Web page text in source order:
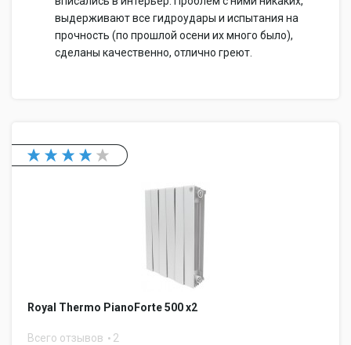
выдерживают все гидроудары и испытания на
прочность (по прошлой осени их много было),
сделаны качественно, отлично греют.
Royal Thermo PianoForte 500 x2
Всего отзывов 2